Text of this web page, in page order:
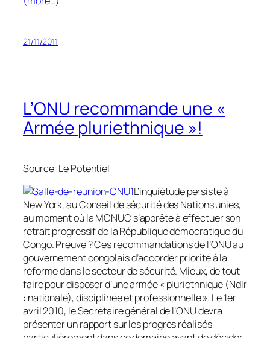
21/11/2011
L’ONU recommande une «
Armée pluriethnique »!
Source: Le Potentiel
L’inquiétude persiste à
New York, au Conseil de sécurité des Nations unies,
au moment où la MONUC s’apprête à effectuer son
retrait progressif de la République démocratique du
Congo. Preuve ? Ces recommandations de l’ONU au
gouvernement congolais d’accorder priorité à la
réforme dans le secteur de sécurité. Mieux, de tout
faire pour disposer d’une armée « pluriethnique (Ndlr
: nationale), disciplinée et professionnelle ». Le 1er
avril 2010, le Secrétaire général de l’ONU devra
présenter un rapport sur les progrès réalisés